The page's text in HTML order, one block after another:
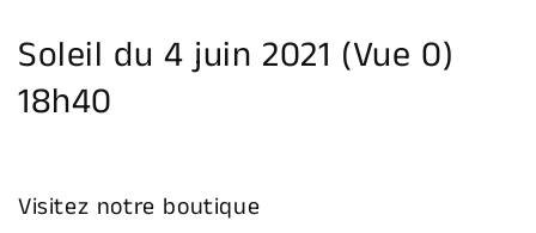
Soleil du 4 juin 2021 (Vue 0)
18h40
Visitez notre boutique